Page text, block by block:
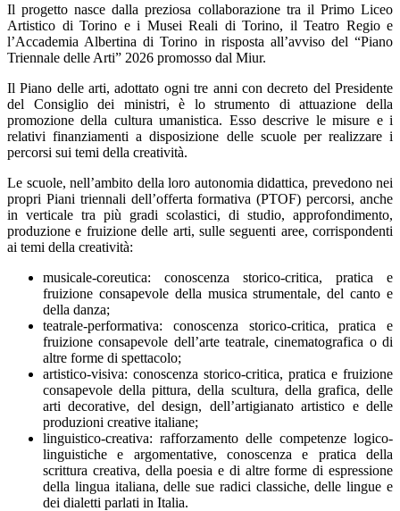
Il progetto nasce dalla preziosa collaborazione tra il Primo Liceo
Artistico di Torino e i Musei Reali di Torino, il Teatro Regio e
l’Accademia Albertina di Torino in risposta all’avviso del “Piano
Triennale delle Arti” 2026 promosso dal Miur.
Il Piano delle arti, adottato ogni tre anni con decreto del Presidente
del Consiglio dei ministri, è lo strumento di attuazione della
promozione della cultura umanistica. Esso descrive le misure e i
relativi finanziamenti a disposizione delle scuole per realizzare i
percorsi sui temi della creatività.
Le scuole, nell’ambito della loro autonomia didattica, prevedono nei
propri Piani triennali dell’offerta formativa (PTOF) percorsi, anche
in verticale tra più gradi scolastici, di studio, approfondimento,
produzione e fruizione delle arti, sulle seguenti aree, corrispondenti
ai temi della creatività:
musicale-coreutica: conoscenza storico-critica, pratica e
fruizione consapevole della musica strumentale, del canto e
della danza;
teatrale-performativa: conoscenza storico-critica, pratica e
fruizione consapevole dell’arte teatrale, cinematografica o di
altre forme di spettacolo;
artistico-visiva: conoscenza storico-critica, pratica e fruizione
consapevole della pittura, della scultura, della grafica, delle
arti decorative, del design, dell’artigianato artistico e delle
produzioni creative italiane;
linguistico-creativa: rafforzamento delle competenze logico-
linguistiche e argomentative, conoscenza e pratica della
scrittura creativa, della poesia e di altre forme di espressione
della lingua italiana, delle sue radici classiche, delle lingue e
dei dialetti parlati in Italia.